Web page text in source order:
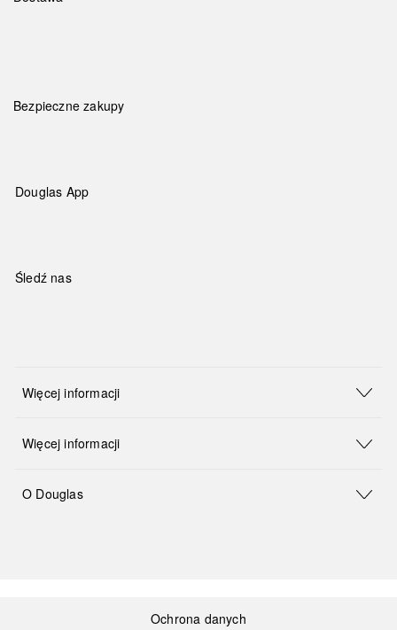
Bezpieczne zakupy
Douglas App
Śledź nas
Więcej informacji
Więcej informacji
O Douglas
Ochrona danych